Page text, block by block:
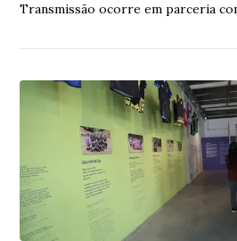
Transmissão ocorre em parceria